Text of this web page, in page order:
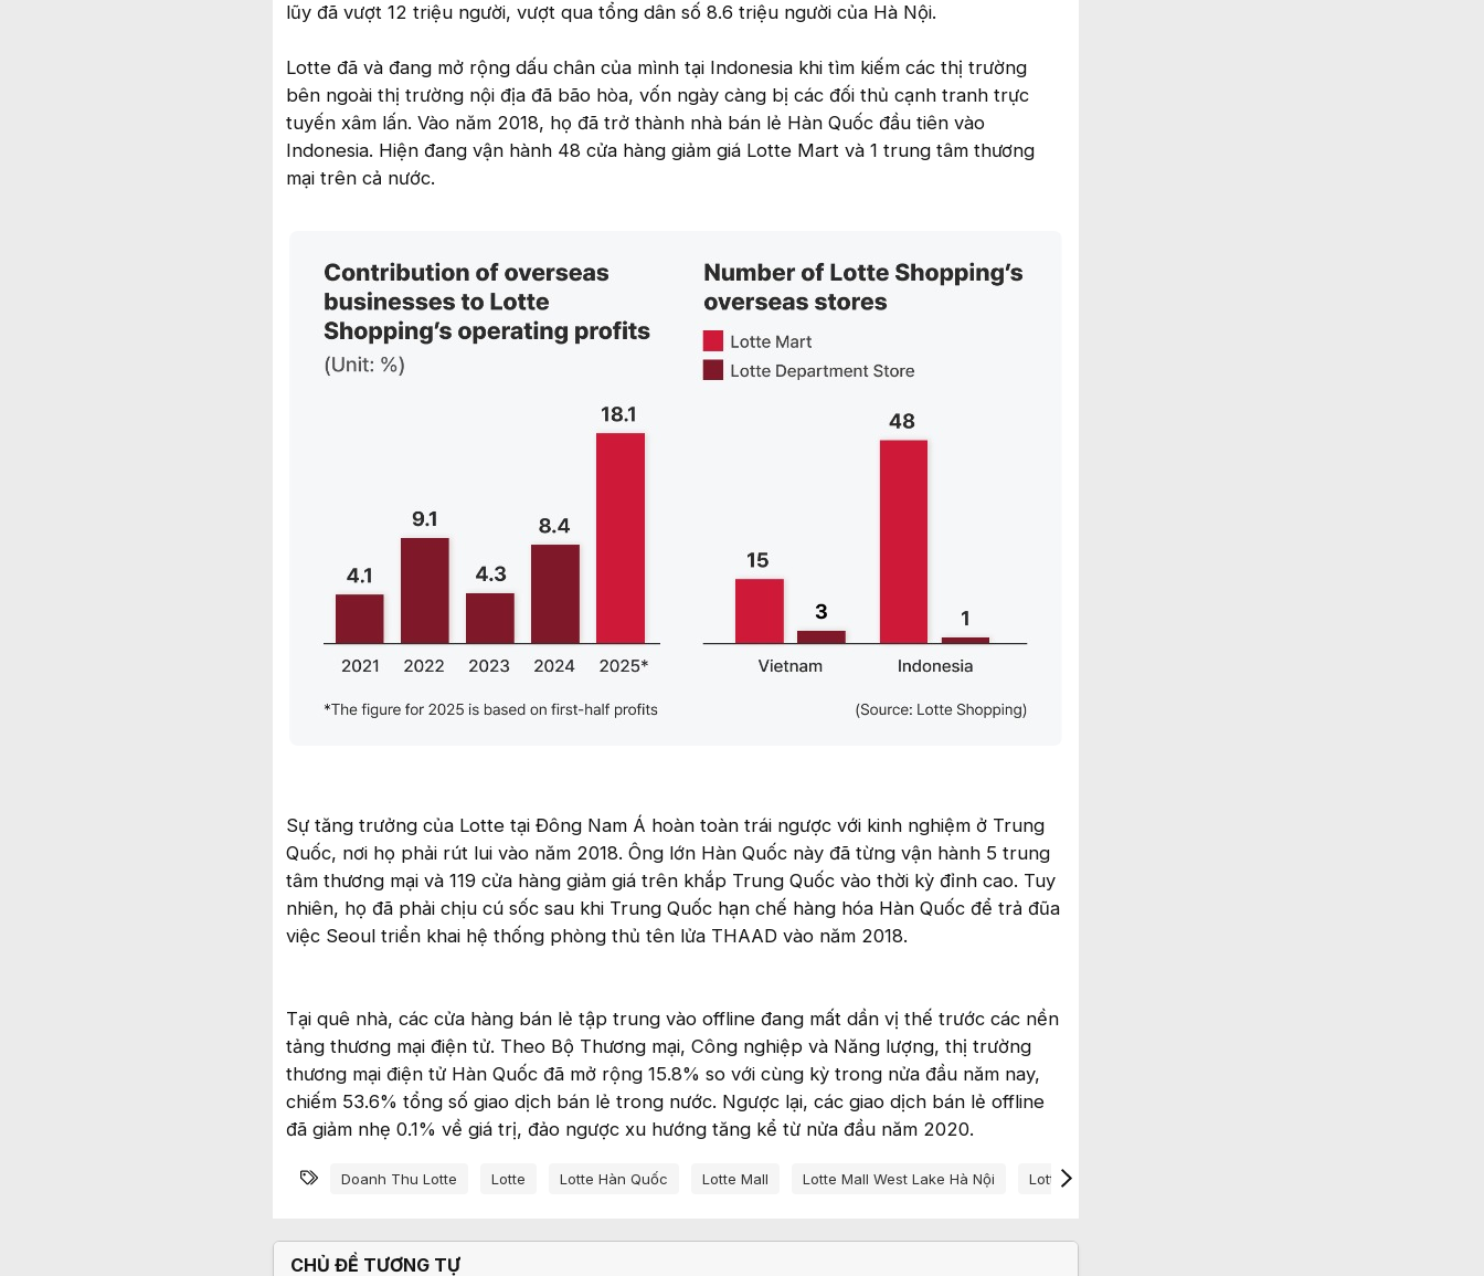
lũy đã vượt 12 triệu người, vượt qua tổng dân số 8.6 triệu người của Hà Nội.
Lotte đã và đang mở rộng dấu chân của mình tại Indonesia khi tìm kiếm các thị trường
bên ngoài thị trường nội địa đã bão hòa, vốn ngày càng bị các đối thủ cạnh tranh trực
tuyến xâm lấn. Vào năm 2018, họ đã trở thành nhà bán lẻ Hàn Quốc đầu tiên vào
Indonesia. Hiện đang vận hành 48 cửa hàng giảm giá Lotte Mart và 1 trung tâm thương
mại trên cả nước.
Sự tăng trưởng của Lotte tại Đông Nam Á hoàn toàn trái ngược với kinh nghiệm ở Trung
Quốc, nơi họ phải rút lui vào năm 2018. Ông lớn Hàn Quốc này đã từng vận hành 5 trung
tâm thương mại và 119 cửa hàng giảm giá trên khắp Trung Quốc vào thời kỳ đỉnh cao. Tuy
nhiên, họ đã phải chịu cú sốc sau khi Trung Quốc hạn chế hàng hóa Hàn Quốc để trả đũa
việc Seoul triển khai hệ thống phòng thủ tên lửa THAAD vào năm 2018.
Tại quê nhà, các cửa hàng bán lẻ tập trung vào offline đang mất dần vị thế trước các nền
tảng thương mại điện tử. Theo Bộ Thương mại, Công nghiệp và Năng lượng, thị trường
thương mại điện tử Hàn Quốc đã mở rộng 15.8% so với cùng kỳ trong nửa đầu năm nay,
chiếm 53.6% tổng số giao dịch bán lẻ trong nước. Ngược lại, các giao dịch bán lẻ offline
đã giảm nhẹ 0.1% về giá trị, đảo ngược xu hướng tăng kể từ nửa đầu năm 2020.
Từ khóa
Doanh Thu Lotte Lotte Lotte Hàn Quốc Lotte Mall Lotte Mall West Lake Hà Nội Lotte Mart
CHỦ ĐỀ TƯƠNG TỰ